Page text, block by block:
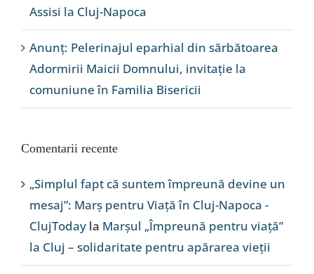
Assisi la Cluj-Napoca
Anunț: Pelerinajul eparhial din sărbătoarea
Adormirii Maicii Domnului, invitație la
comuniune în Familia Bisericii
Comentarii recente
„Simplul fapt că suntem împreună devine un
mesaj”: Marș pentru Viață în Cluj-Napoca -
ClujToday la Marșul „Împreună pentru viață”
la Cluj – solidaritate pentru apărarea vieții